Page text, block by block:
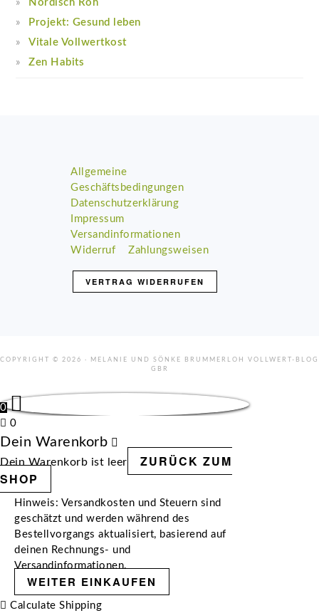
Nordisch Roh
Projekt: Gesund leben
Vitale Vollwertkost
Zen Habits
Allgemeine
Geschäftsbedingungen
Datenschutzerklärung
Impressum
Versandinformationen
Widerruf
Zahlungsweisen
VERTRAG WIDERRUFEN
COPYRIGHT © 2026 · MELANIE UND SÖNKE BRUMMERLOH VOLLWERT-BLOG
GBR
0
0
Dein Warenkorb
Dein Warenkorb ist leer
ZURÜCK ZUM
SHOP
Hinweis: Versandkosten und Steuern sind
geschätzt und werden während des
Bestellvorgangs aktualisiert, basierend auf
deinen Rechnungs- und
Versandinformationen.
WEITER EINKAUFEN
Calculate Shipping